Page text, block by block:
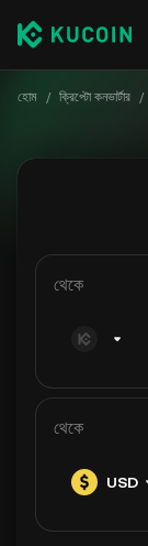
হোম / ক্রিপ্টো কনভার্টার /
থেকে
থেকে
USD